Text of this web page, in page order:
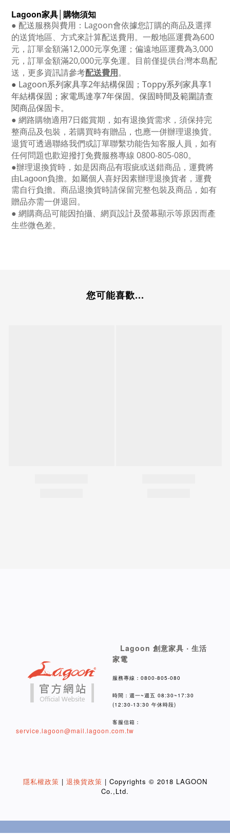
Lagoon家具│購物須知
● 配送服務與費用： Lagoon會依據您訂購的商品及選擇
的送貨地區、方式來計算配送費用。一般地區運費為600
元，訂單金額滿12,000元享免運；偏遠地區運費為3,000
元，訂單金額滿20,000元享免運。目前僅提供台灣本島配
送，更多資訊請參考配送費用。
● Lagoon系列家具享2年結構保固； Toppy系列家具享1
年結構保固；家電馬達享7年保固。保固時間及範圍請查
閱商品保固卡。
● 網路購物適用7日鑑賞期，如有退換貨需求，須保持完
整商品及包裝，若購買時有贈品，也應一併辦理退換貨。
退貨可透過聯絡我們或訂單聯繫功能告知客服人員，如有
任何問題也歡迎撥打免費服務專線 0800-805-080。
●辦理退換貨時，如是因商品有瑕疵或送錯商品，運費將
由Lagoon負擔。如屬個人喜好因素辦理退換貨者，運費
需自行負擔。商品退換貨時請保留完整包裝及商品，如有
贈品亦需一併退回。
● 網購商品可能因拍攝、網頁設計及螢幕顯示等原因而產
生些微色差。
您可能喜歡...
Lagoon 創意家具 ‧ 生活
家電
服務專線：0800-805-080
時間：週一~週五 08:30~17:30
(12:30-13:30 午休時段)
客服信箱：
service.lagoon@mail.lagoon.com.tw
隱私權政策 | 退換貨政策 | Copyrights © 2018 LAGOON
Co.,Ltd.